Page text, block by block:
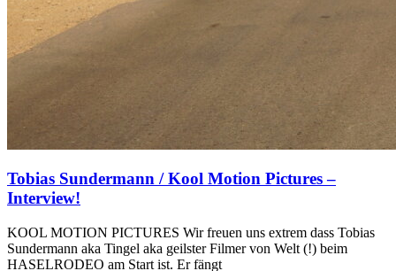
Tobias Sundermann / Kool Motion Pictures –
Interview!
KOOL MOTION PICTURES Wir freuen uns extrem dass Tobias
Sundermann aka Tingel aka geilster Filmer von Welt (!) beim
HASELRODEO am Start ist. Er fängt